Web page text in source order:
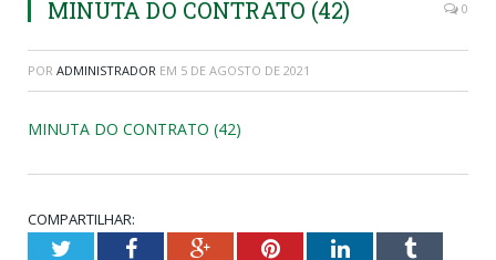
MINUTA DO CONTRATO (42) 0
POR ADMINISTRADOR EM 5 DE AGOSTO DE 2021
MINUTA DO CONTRATO (42)
COMPARTILHAR:
TwitterFacebookGoogle+PinterestLinkedInTumblr